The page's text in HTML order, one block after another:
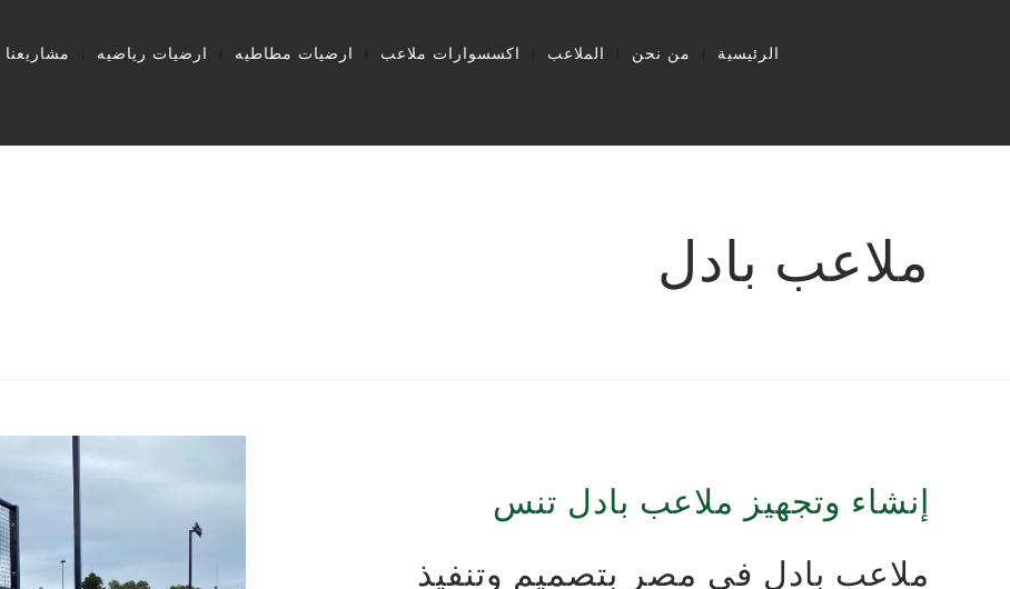
الرئيسية من نحن الملاعب اكسسوارات ملاعب ارضيات مطاطيه ارضيات رياضيه مشاريعنا
ملاعب بادل
إنشاء وتجهيز ملاعب بادل تنس
ملاعب بادل في مصر بتصميم وتنفيذ